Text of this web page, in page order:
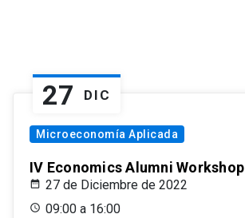
27 DIC
Microeconomía Aplicada
IV Economics Alumni Workshop
27 de Diciembre de 2022
09:00 a 16:00